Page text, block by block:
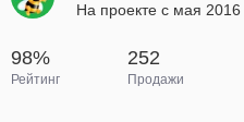
На проекте с мая 2016
98%
Рейтинг
252
Продажи